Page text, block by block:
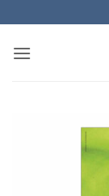
au
contenu